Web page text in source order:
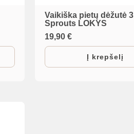
Vaikiška pietų dėžutė 3
Sprouts LOKYS
19,90€
Į krepšelį